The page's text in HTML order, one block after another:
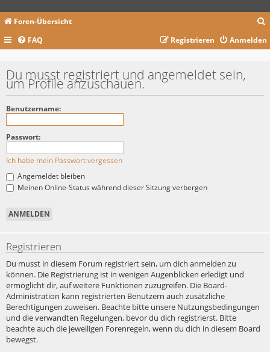
Foren-Übersicht
c
FAQ Anmelden
Registrieren
Du musst registriert und angemeldet sein,
um Profile anzuschauen.
Benutzername:
Passwort:
Ich habe mein Passwort vergessen
Angemeldet bleiben
Meinen Online-Status während dieser Sitzung verbergen
Registrieren
Du musst in diesem Forum registriert sein, um dich anmelden zu
können. Die Registrierung ist in wenigen Augenblicken erledigt und
ermöglicht dir, auf weitere Funktionen zuzugreifen. Die Board-
Administration kann registrierten Benutzern auch zusätzliche
Berechtigungen zuweisen. Beachte bitte unsere Nutzungsbedingungen
und die verwandten Regelungen, bevor du dich registrierst. Bitte
beachte auch die jeweiligen Forenregeln, wenn du dich in diesem Board
bewegst.